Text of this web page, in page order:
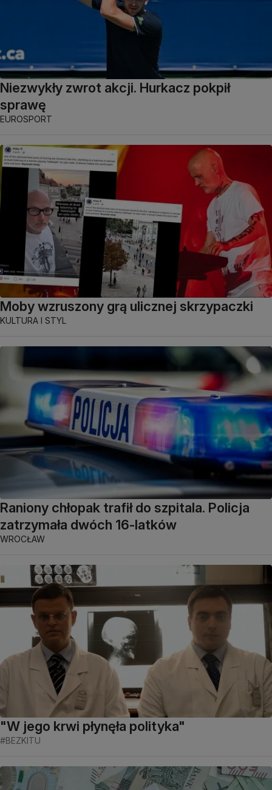
Niezwykły zwrot akcji. Hurkacz pokpił
sprawę
EUROSPORT
Moby wzruszony grą ulicznej skrzypaczki
KULTURA I STYL
Raniony chłopak trafił do szpitala. Policja
zatrzymała dwóch 16-latków
WROCŁAW
"W jego krwi płynęła polityka"
#BEZKITU